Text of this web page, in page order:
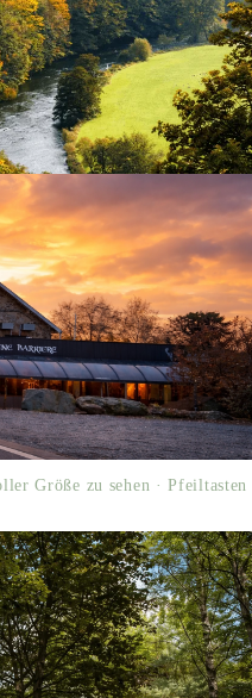
Größe zu sehen · Pfeiltasten